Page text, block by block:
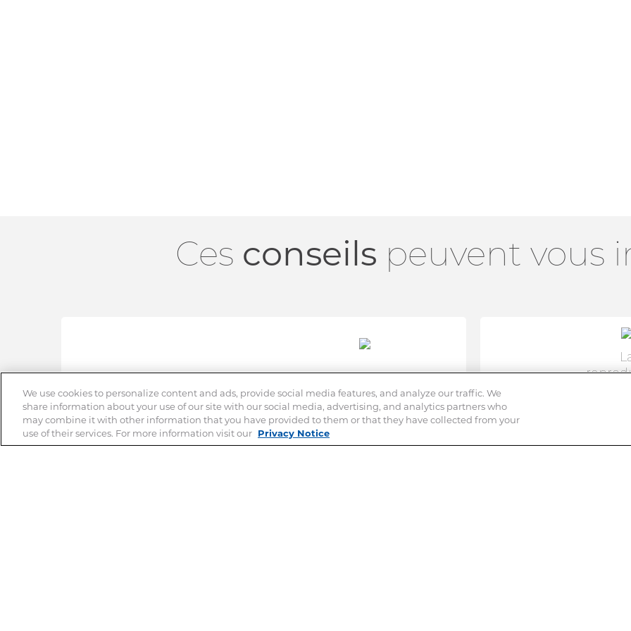
Ces conseils peuvent vous
La mise bas chez
la chatte
La naissance des chatons (mise-bas)
We use cookies to personalize content and ads, provide social media features, and analyze our traffic. We
share information about your use of our site with our social media, advertising, and analytics partners who
may combine it with other information that you have provided to them or that they have collected from your
use of their services. For more information visit our Privacy Notice